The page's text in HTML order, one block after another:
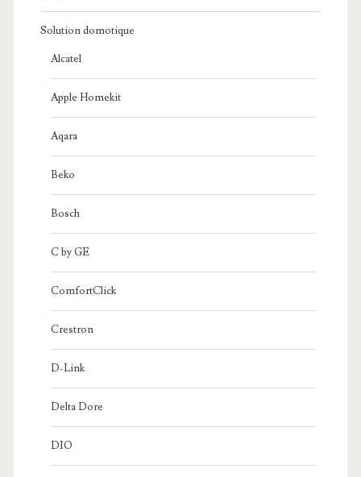
Solution domotique
Alcatel
Apple Homekit
Aqara
Beko
Bosch
C by GE
ComfortClick
Crestron
D-Link
Delta Dore
DIO